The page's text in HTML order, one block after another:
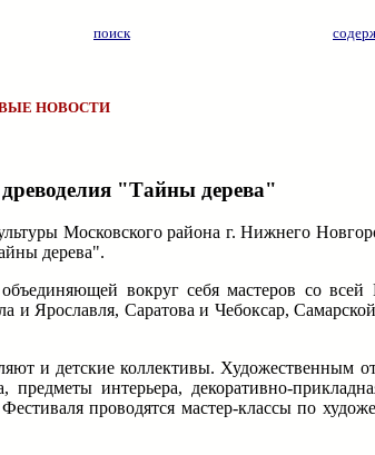
поиск
НОВОСТИ
"Тайны дерева"
Московского района г. Нижнего
дерева".
вокруг себя мастеров со
и Ярославля, Саратова и Чебоксар,
и детские коллективы. Художественным
интерьера, декоративно-
проводятся мастер-классы по